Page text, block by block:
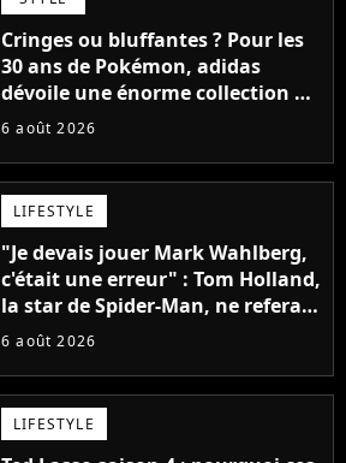
Cringes ou bluffantes ? Pour les
30 ans de Pokémon, adidas
dévoile une énorme collection de
sneakers et je ne sais pas quoi en
6 août 2026
LIFESTYLE
"Je devais jouer Mark Wahlberg,
c'était une erreur" : Tom Holland,
la star de Spider-Man, ne referait
pas ce blockbuster
6 août 2026
LIFESTYLE